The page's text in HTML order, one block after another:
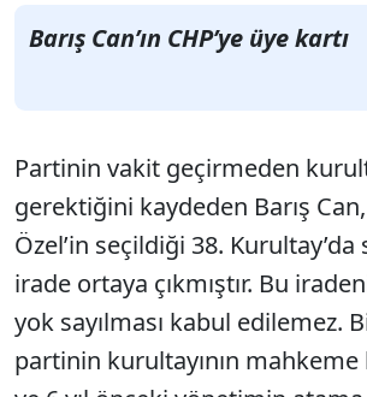
Barış Can’ın CHP’ye üye kartı
Partinin vakit geçirmeden
gerektiğini kaydeden Barış
Özel’in seçildiği 38.
irade ortaya çıkmıştır. Bu
yok sayılması kabul edilemez.
partinin kurultayının mahkeme